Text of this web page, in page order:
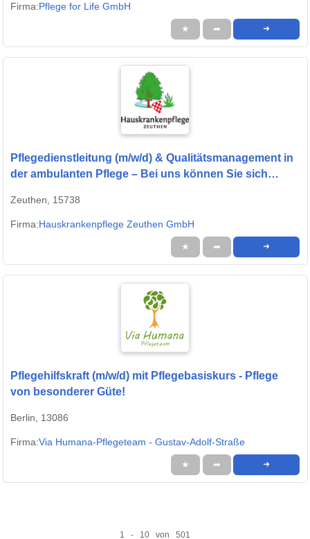
Firma:Pflege for Life GmbH
★ ➦ ➜
Pflegedienstleitung (m/w/d) & Qualitätsmanagement in
der ambulanten Pflege – Bei uns können Sie sich
Zeuthen, 15738
Firma:Hauskrankenpflege Zeuthen GmbH
★ ➦ ➜
Pflegehilfskraft (m/w/d) mit Pflegebasiskurs - Pflege
von besonderer Güte!
Berlin, 13086
Firma:Via Humana-Pflegeteam - Gustav-Adolf-Straße
★ ➦ ➜
1 - 10 von 501